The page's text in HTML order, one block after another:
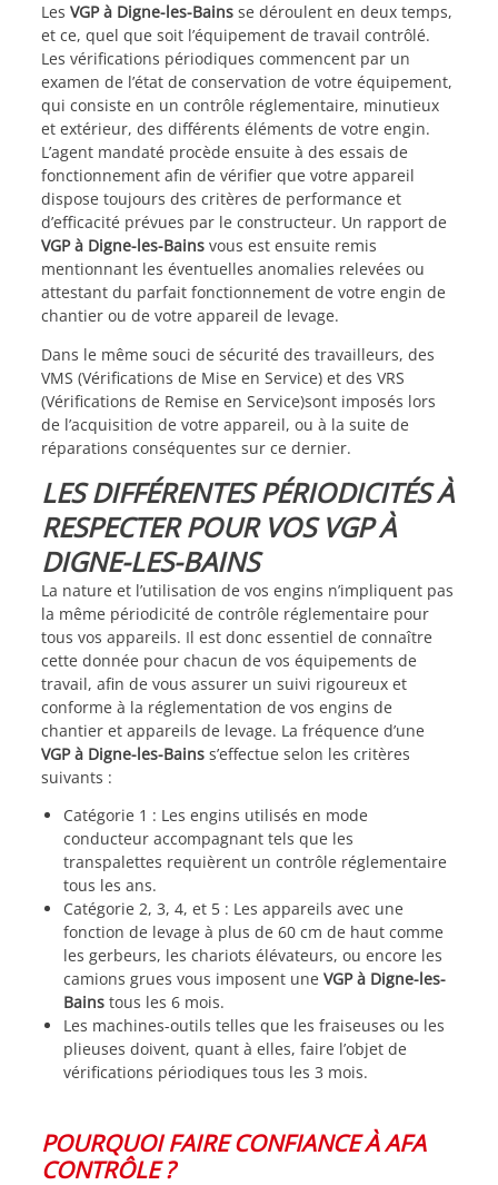
LesVGP à Digne-les-Bains se déroulent en deux temps,
et ce, quel que soit l’équipement de travail contrôlé.
Les vérifications périodiques commencent par un
examen de l’état de conservation de votre équipement,
qui consiste en un contrôle réglementaire, minutieux
et extérieur, des différents éléments de votre engin.
L’agent mandaté procède ensuite à des essais de
fonctionnement afin de vérifier que votre appareil
dispose toujours des critères de performance et
d’efficacité prévues par le constructeur. Un rapport de
VGP à Digne-les-Bains vous est ensuite remis
mentionnant les éventuelles anomalies relevées ou
attestant du parfait fonctionnement de votre engin de
chantier ou de votre appareil de levage.
Dans le même souci de sécurité des travailleurs, des
VMS (Vérifications de Mise en Service) et des VRS
(Vérifications de Remise en Service)sont imposés lors
de l’acquisition de votre appareil, ou à la suite de
réparations conséquentes sur ce dernier.
LES DIFFÉRENTES PÉRIODICITÉS À
RESPECTER POUR VOS VGP À
DIGNE-LES-BAINS
La nature et l’utilisation de vos engins n’impliquent pas
la même périodicité de contrôle réglementaire pour
tous vos appareils. Il est donc essentiel de connaître
cette donnée pour chacun de vos équipements de
travail, afin de vous assurer un suivi rigoureux et
conforme à la réglementation de vos engins de
chantier et appareils de levage. La fréquence d’une
VGP à Digne-les-Bains s’effectue selon les critères
suivants :
Catégorie 1 : Les engins utilisés en mode
conducteur accompagnant tels que les
transpalettes requièrent un contrôle réglementaire
tous les ans.
Catégorie 2, 3, 4, et 5 : Les appareils avec une
fonction de levage à plus de 60 cm de haut comme
les gerbeurs, les chariots élévateurs, ou encore les
camions grues vous imposent uneVGP à Digne-les-
Bains tous les 6 mois.
Les machines-outils telles que les fraiseuses ou les
plieuses doivent, quant à elles, faire l’objet de
vérifications périodiques tous les 3 mois.
POURQUOI FAIRE CONFIANCE À AFA
CONTRÔLE ?